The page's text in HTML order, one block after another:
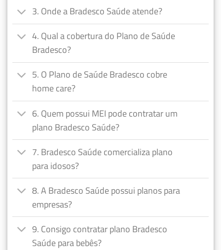
3. Onde a Bradesco Saúde atende?
4. Qual a cobertura do Plano de Saúde
Bradesco?
5. O Plano de Saúde Bradesco cobre
home care?
6. Quem possui MEI pode contratar um
plano Bradesco Saúde?
7. Bradesco Saúde comercializa plano
para idosos?
8. A Bradesco Saúde possui planos para
empresas?
9. Consigo contratar plano Bradesco
Saúde para bebês?